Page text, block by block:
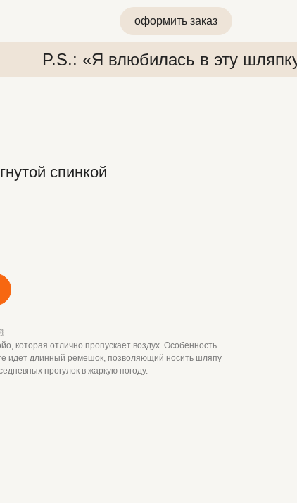
оформить заказ
P.S.: «Я влюбилась в эту
спинкой
которая отлично пропускает воздух. Особенность
идет длинный ремешок, позволяющий носить шляпу
прогулок в жаркую погоду.